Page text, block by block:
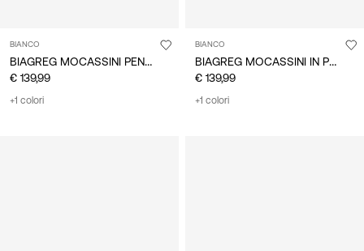
BIANCO
BIAGREG MOCASSINI PENNY
€ 139,99
+1 colori
BIANCO
BIAGREG MOCASSINI IN PELLE
€ 139,99
+1 colori